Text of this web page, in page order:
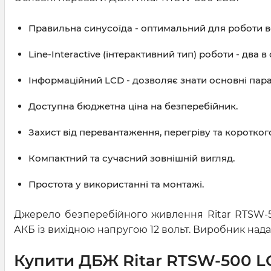
Правильна синусоїда - оптимальний для роботи
Line-Interactive (інтерактивний тип) роботи - два в
Інформаційний LCD - дозволяє знати основні
Доступна бюджетна ціна на безперебійник.
Захист від перевантаження, перегріву та
Компактний та сучасний зовнішній вигляд.
Простота у використанні та монтажі.
Джерело безперебійного живлення Ritar RTSW-
АКБ із вихідною напругою 12 вольт. Виробник
Купити ДБЖ Ritar RTSW-500